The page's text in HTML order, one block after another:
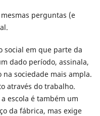
perguntas (e
social em que parte da
dado período, assinala,
sociedade mais ampla.
através do trabalho.
escola é também um
da fábrica, mas exige